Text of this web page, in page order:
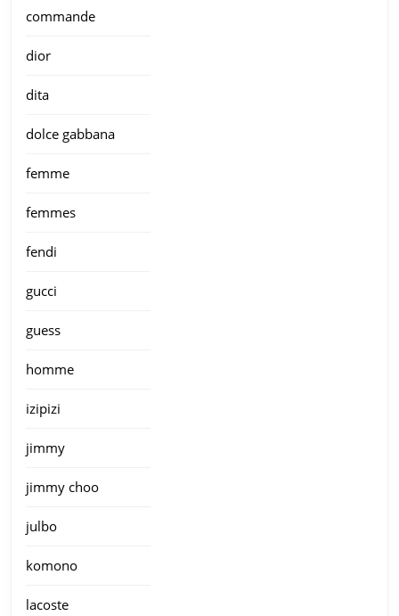
commande
dior
dita
dolce gabbana
femme
femmes
fendi
gucci
guess
homme
izipizi
jimmy
jimmy choo
julbo
komono
lacoste